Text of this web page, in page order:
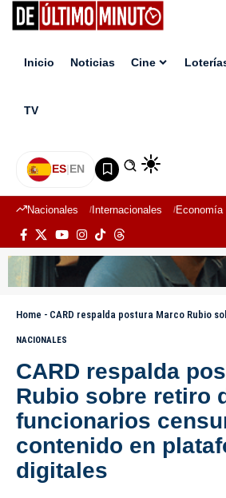
Inicio Noticias Cine
TV
ES|EN
Nacionales Internacionales Economía
Home - CARD respalda postura Marco Rubio sobre retiro de visas a
NACIONALES
CARD respalda
Rubio sobre retiro
funcionarios
contenido en
digitales